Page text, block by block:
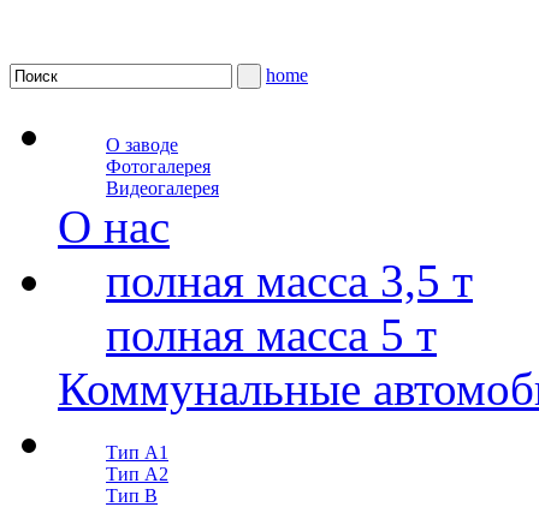
home
О заводе
Фотогалерея
Видеогалерея
О нас
полная масса 3,5 т
полная масса 5 т
Коммунальные
Тип А1
Тип А2
Тип В